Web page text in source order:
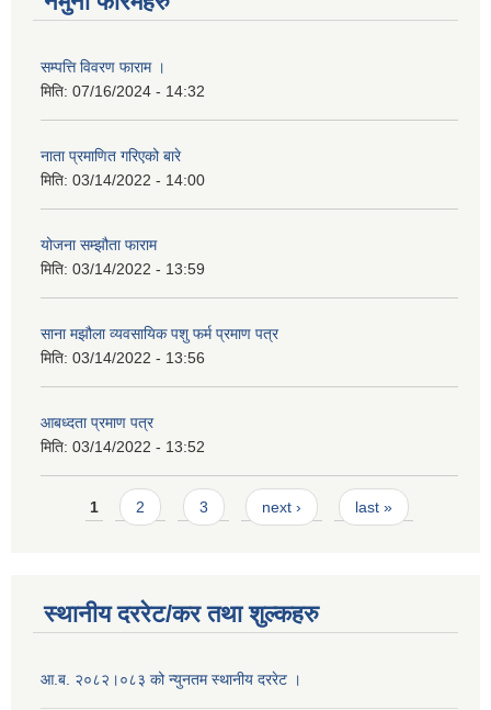
सम्पत्ति विवरण फाराम ।
मिति: 07/16/2024 - 14:32
नाता प्रमाणित गरिएको बारे
मिति: 03/14/2022 - 14:00
योजना सम्झौता फाराम
मिति: 03/14/2022 - 13:59
साना मझौला व्यवसायिक पशु फर्म प्रमाण पत्र
मिति: 03/14/2022 - 13:56
आबध्दता प्रमाण पत्र
मिति: 03/14/2022 - 13:52
Pages
1 2 3 next › last »
स्थानीय दररेट/कर तथा शुल्कहरु
आ.ब. २०८२।०८३ को न्युनतम स्थानीय दररेट ।